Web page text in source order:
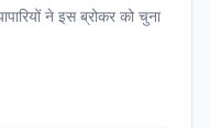
ने इस ब्रोकर को चुना